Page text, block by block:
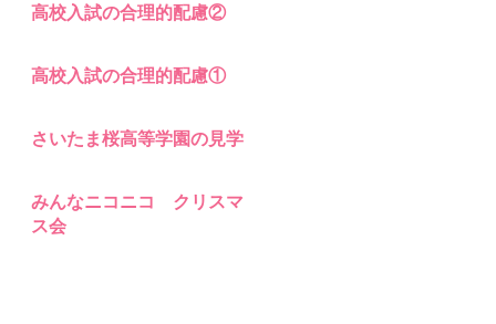
高校入試の合理的配慮②
高校入試の合理的配慮①
さいたま桜高等学園の見学
みんなニコニコ クリスマ
ス会